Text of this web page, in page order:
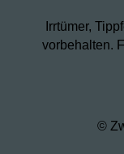
Irrtümer,
vorbehalten.
©